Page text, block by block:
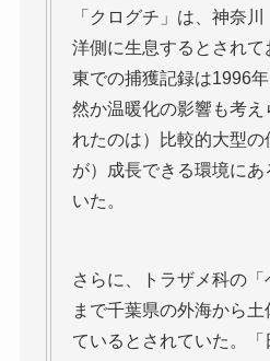
「クログチ」は、神奈
洋側に生息するとされて
東での捕獲記録は1996
然か温暖化の影響も考え
れたのは）比較的大型
が）成長できる環境に
いた。
さらに、トラザメ科の
まで千葉県の外海から
ているとされていた。「